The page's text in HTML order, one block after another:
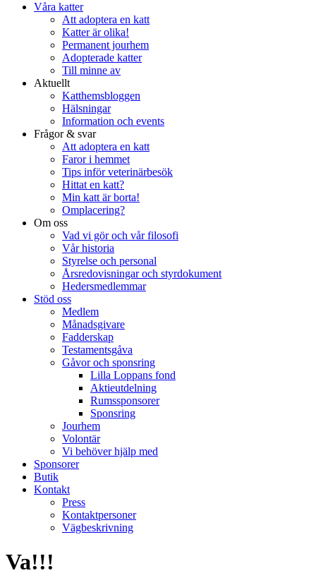
Våra katter
Att adoptera en katt
Katter är olika!
Permanent jourhem
Adopterade katter
Till minne av
Aktuellt
Katthemsbloggen
Hälsningar
Information och events
Frågor & svar
Att adoptera en katt
Faror i hemmet
Tips inför veterinärbesök
Hittat en katt?
Min katt är borta!
Omplacering?
Om oss
Vad vi gör och vår filosofi
Vår historia
Styrelse och personal
Årsredovisningar och styrdokument
Hedersmedlemmar
Stöd oss
Medlem
Månadsgivare
Fadderskap
Testamentsgåva
Gåvor och sponsring
Lilla Loppans fond
Aktieutdelning
Rumssponsorer
Sponsring
Jourhem
Volontär
Vi behöver hjälp med
Sponsorer
Butik
Kontakt
Press
Kontaktpersoner
Vägbeskrivning
Va!!!